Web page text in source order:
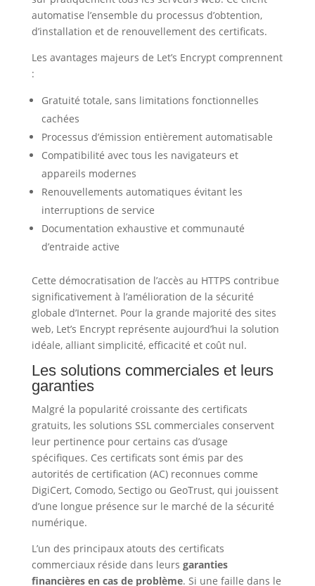
automatise l’ensemble du processus d’obtention,
d’installation et de renouvellement des certificats.
Les avantages majeurs de Let’s Encrypt comprennent
:
Gratuité totale, sans limitations fonctionnelles
cachées
Processus d’émission entièrement automatisable
Compatibilité avec tous les navigateurs et
appareils modernes
Renouvellements automatiques évitant les
interruptions de service
Documentation exhaustive et communauté
d’entraide active
Cette démocratisation de l’accès au HTTPS contribue
significativement à l’amélioration de la sécurité
globale d’Internet. Pour la grande majorité des sites
web, Let’s Encrypt représente aujourd’hui la solution
idéale, alliant simplicité, efficacité et coût nul.
Les solutions commerciales et leurs
garanties
Malgré la popularité croissante des certificats
gratuits, les solutions SSL commerciales conservent
leur pertinence pour certains cas d’usage
spécifiques. Ces certificats sont émis par des
autorités de certification (AC) reconnues comme
DigiCert, Comodo, Sectigo ou GeoTrust, qui jouissent
d’une longue présence sur le marché de la sécurité
numérique.
L’un des principaux atouts des certificats
commerciaux réside dans leurs garanties
financières en cas de problème. Si une faille dans le